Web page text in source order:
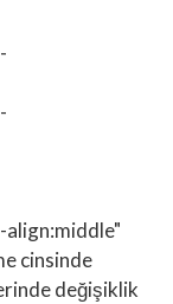
cinsinde
değişiklik